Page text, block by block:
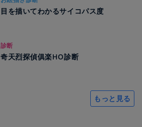
目を描いてわかるサイコパス度
診断
奇天烈探偵俱楽HO診断
もっと見る